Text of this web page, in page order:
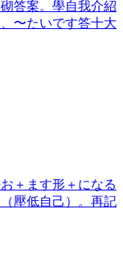
答案。學自我介紹
〜たいです答十大
＋ます形＋になる
壓低自己）。再記